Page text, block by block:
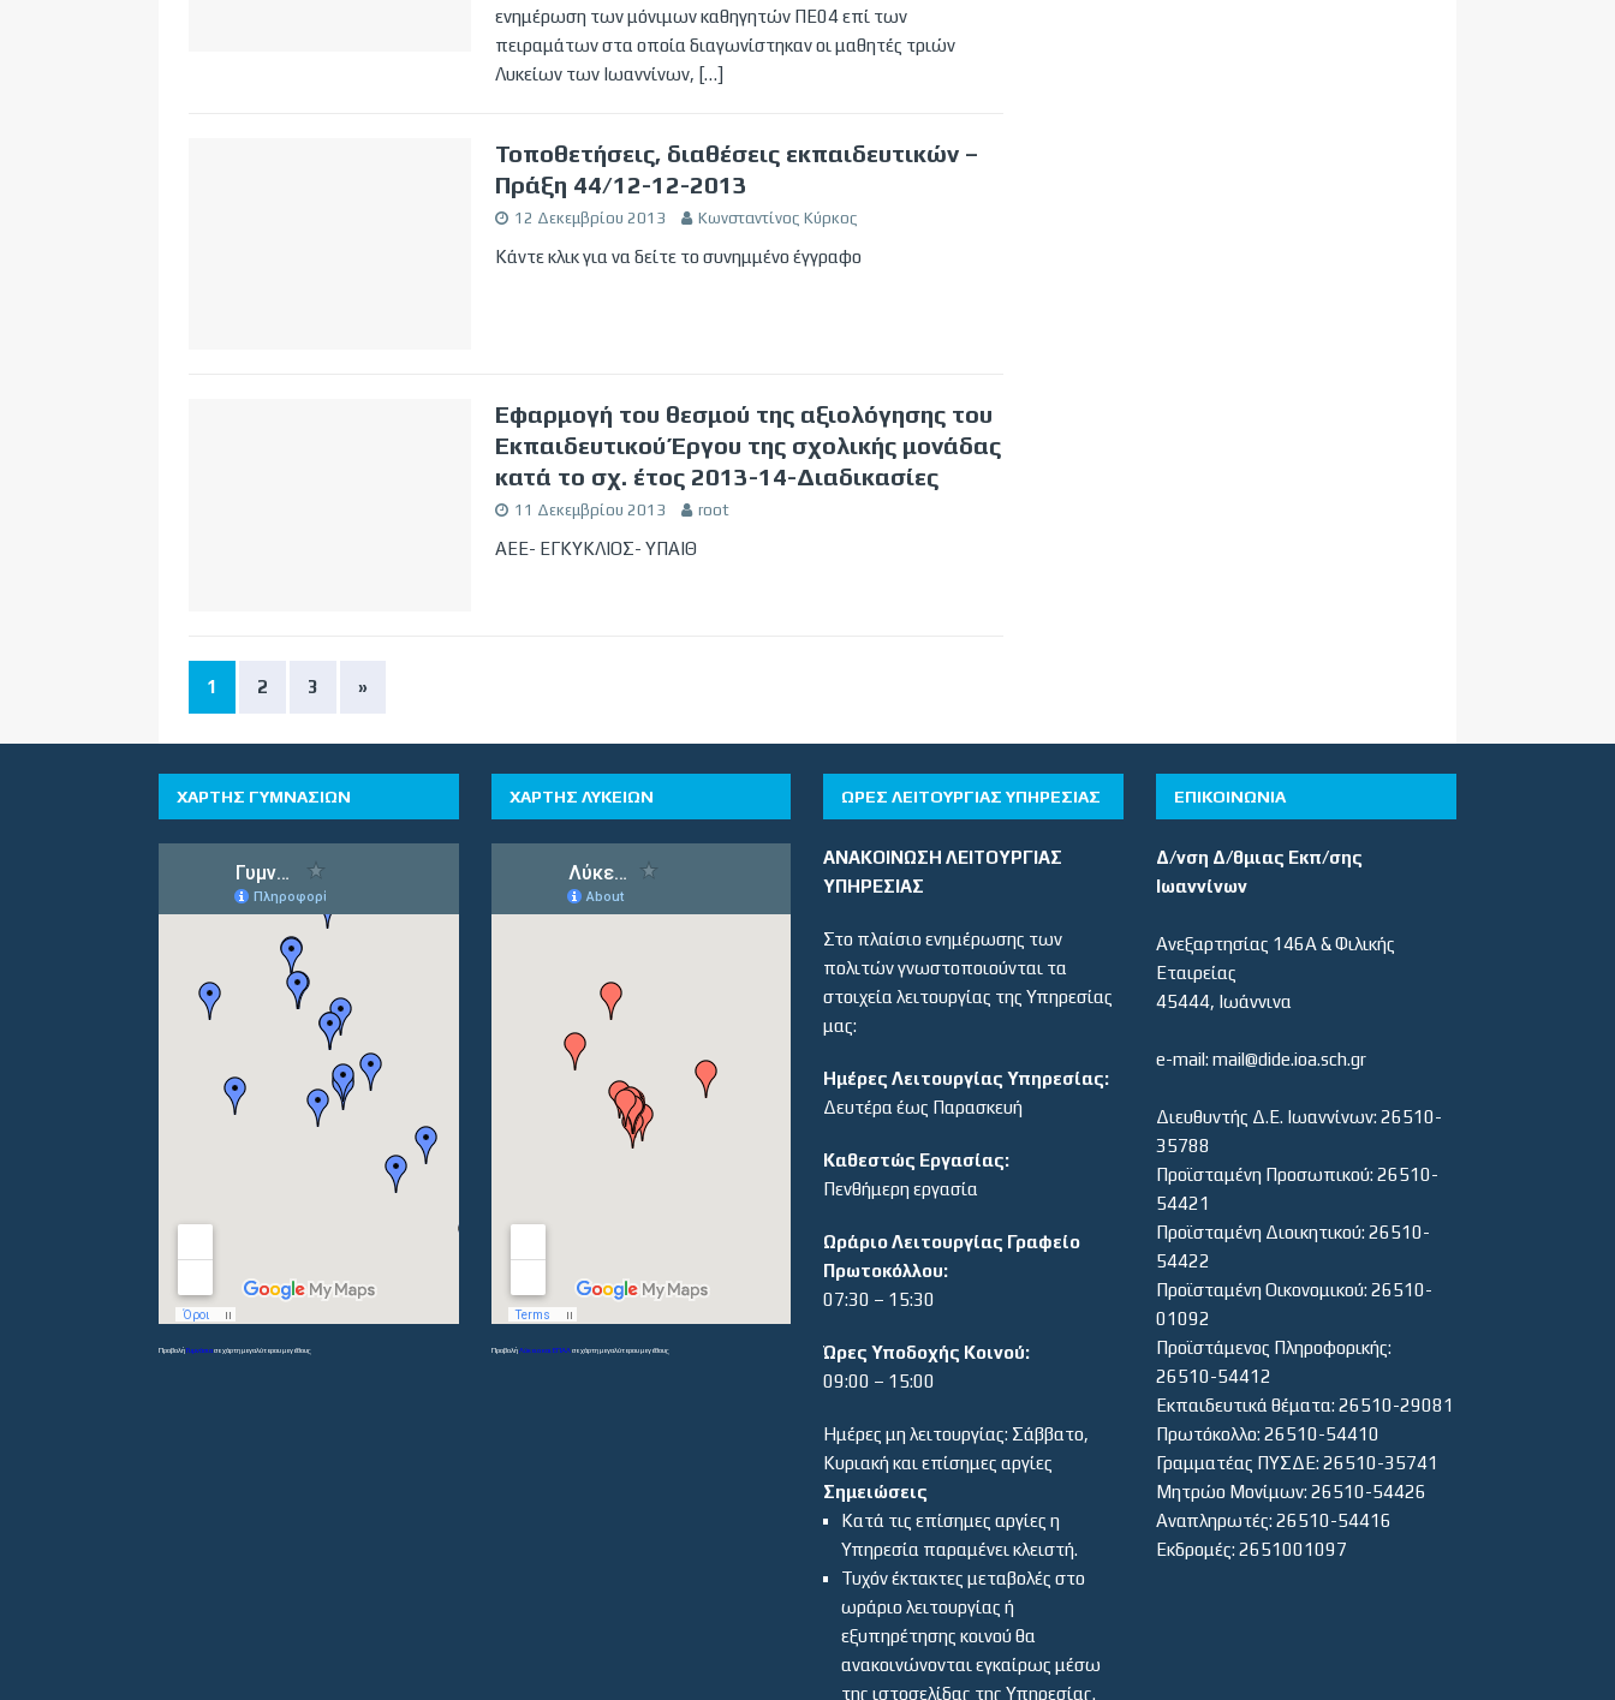
ενημέρωση των μόνιμων καθηγητών ΠΕ04 επί των
πειραμάτων στα οποία διαγωνίστηκαν οι μαθητές τριών
Λυκείων των Ιωαννίνων, […]
Τοποθετήσεις, διαθέσεις εκπαιδευτικών –
Πράξη 44/12-12-2013
12 Δεκεμβρίου 2013 Κωνσταντίνος Κύρκος
Κάντε κλικ για να δείτε το συνημμένο έγγραφο
Eφαρμογή του θεσμού της αξιολόγησης του
Εκπαιδευτικού Έργου της σχολικής μονάδας
κατά το σχ. έτος 2013-14-Διαδικασίες
11 Δεκεμβρίου 2013 root
ΑΕΕ- EΓΚΥΚΛΙΟΣ- ΥΠΑΙΘ
1 2 3 »
ΧΑΡΤΗΣ ΓΥΜΝΑΣΙΩΝ
ΠροβολήΓυμνάσιασε χάρτη μεγαλύτερου μεγέθους
ΧΑΡΤΗΣ ΛΥΚΕΙΩΝ
ΠροβολήΛύκεια και ΕΠΑΛσε χάρτη μεγαλύτερου μεγέθους
ΏΡΕΣ ΛΕΙΤΟΥΡΓΊΑΣ ΥΠΗΡΕΣΊΑΣ
ΑΝΑΚΟΙΝΩΣΗ ΛΕΙΤΟΥΡΓΙΑΣ
ΥΠΗΡΕΣΙΑΣ
Στο πλαίσιο ενημέρωσης των
πολιτών γνωστοποιούνται τα
στοιχεία λειτουργίας της Υπηρεσίας
μας:
Ημέρες Λειτουργίας Υπηρεσίας:
Δευτέρα έως Παρασκευή
Καθεστώς Εργασίας:
Πενθήμερη εργασία
Ωράριο Λειτουργίας Γραφείο
Πρωτοκόλλου:
07:30 – 15:30
Ώρες Υποδοχής Κοινού:
09:00 – 15:00
Ημέρες μη λειτουργίας: Σάββατο,
Κυριακή και επίσημες αργίες
Σημειώσεις
Κατά τις επίσημες αργίες η
Υπηρεσία παραμένει κλειστή.
Τυχόν έκτακτες μεταβολές στο
ωράριο λειτουργίας ή
εξυπηρέτησης κοινού θα
ανακοινώνονται εγκαίρως μέσω
της ιστοσελίδας της Υπηρεσίας.
ΕΠΙΚΟΙΝΩΝΙΑ
Δ/νση Δ/θμιας Εκπ/σης
Ιωαννίνων
Ανεξαρτησίας 146Α & Φιλικής
Εταιρείας
45444, Ιωάννινα
e-mail: mail@dide.ioa.sch.gr
Διευθυντής Δ.Ε. Ιωαννίνων: 26510-
35788
Προϊσταμένη Προσωπικού: 26510-
54421
Προϊσταμένη Διοικητικού: 26510-
54422
Προϊσταμένη Οικονομικού: 26510-
01092
Προϊστάμενος Πληροφορικής:
26510-54412
Εκπαιδευτικά θέματα: 26510-29081
Πρωτόκολλο: 26510-54410
Γραμματέας ΠΥΣΔΕ: 26510-35741
Μητρώο Μονίμων: 26510-54426
Αναπληρωτές: 26510-54416
Εκδρομές: 2651001097